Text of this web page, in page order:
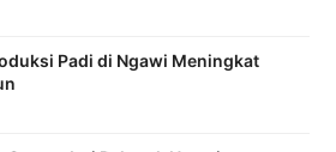
Padi di Ngawi Meningkat